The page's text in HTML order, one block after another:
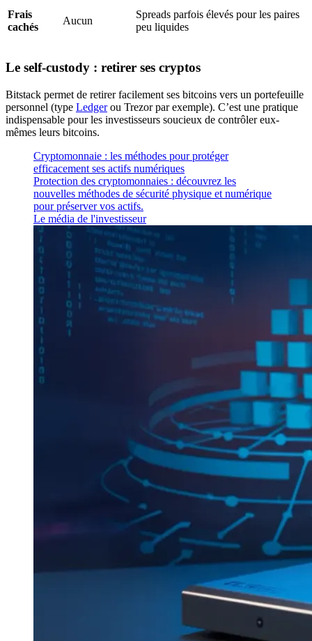
Frais
cachés
Aucun
Spreads parfois élevés pour les paires
peu liquides
Le self-custody : retirer ses cryptos
Bitstack permet de retirer facilement ses bitcoins vers un portefeuille
personnel (type Ledgerou Trezor par exemple). C’est une pratique
indispensable pour les investisseurs soucieux de contrôler eux-
mêmes leurs bitcoins.
Cryptomonnaie : les méthodes pour protéger
efficacement ses actifs numériques
Protection des cryptomonnaies : découvrez les
nouvelles méthodes de sécurité physique et numérique
pour préserver vos actifs.
Le média de l'investisseur